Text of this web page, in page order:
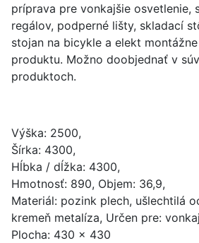
príprava pre vonkajšie osvetlenie,
regálov, podperné lišty, skladací
stojan na bicykle a elekt
produktu. Možno doobjednať v
produktoch.
Výška: 2500,
Šírka: 4300,
Hĺbka / dĺžka: 4300,
Hmotnosť: 890, Objem: 36,9,
Materiál: pozink plech, ušlechtilá
kremeň metalíza, Určen pre:
Plocha: 430 x 430